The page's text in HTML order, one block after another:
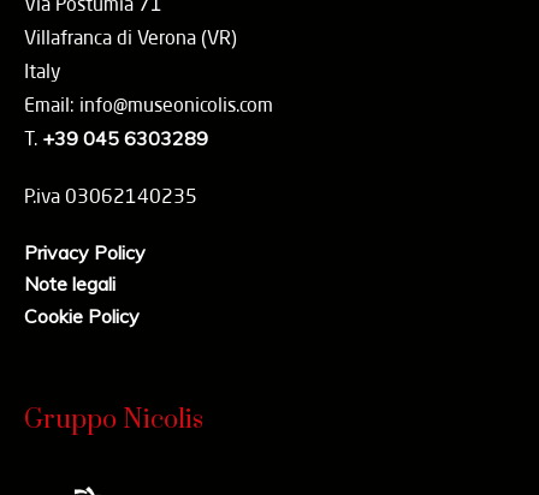
Villafranca di Verona (VR)
Italy
Email: info@museonicolis.com
T. +39 045 6303289
P.iva 03062140235
Privacy Policy
Note legali
Cookie Policy
Gruppo Nicolis